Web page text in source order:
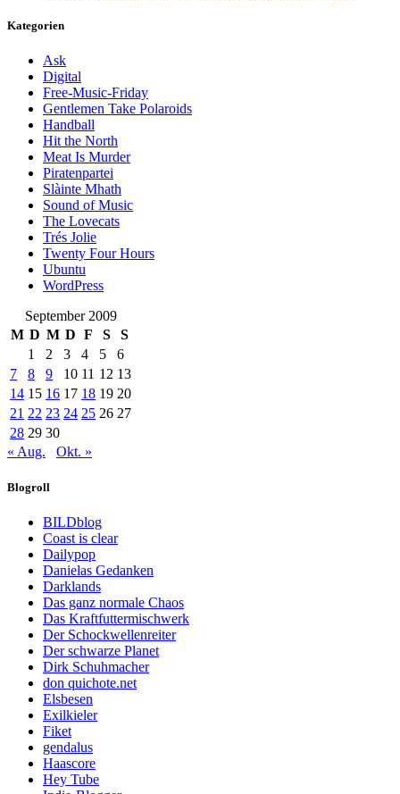
Kategorien
Ask
Digital
Free-Music-Friday
Gentlemen Take Polaroids
Handball
Hit the North
Meat Is Murder
Piratenpartei
Slàinte Mhath
Sound of Music
The Lovecats
Trés Jolie
Twenty Four Hours
Ubuntu
WordPress
September 2009
M D M D F S
S
1
2 3 4 5
6
7
8 9 10 11 12 13
14 15 16 17 18 19 20
21 22 23 24 25 26 27
28 29 30
« Aug.
Okt. »
Blogroll
BILDblog
Coast is clear
Dailypop
Danielas Gedanken
Darklands
Das ganz normale Chaos
Das Kraftfuttermischwerk
Der Schockwellenreiter
Der schwarze Planet
Dirk Schuhmacher
don quichote.net
Elsbesen
Exilkieler
Fiket
gendalus
Haascore
Hey Tube